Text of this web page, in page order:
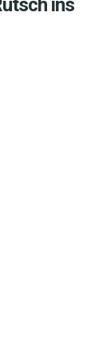
ins